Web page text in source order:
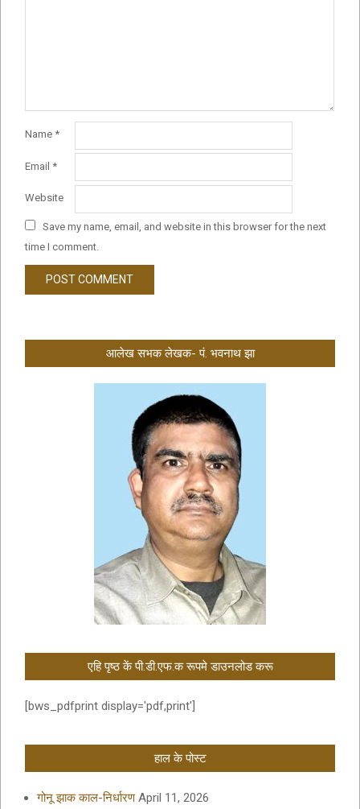
Name *
Email *
Website
Save my name, email, and website in this browser for the next
time I comment.
आलेख सभक लेखक- पं. भवनाथ झा
एहि पृष्ठ कें पी.डी.एफ.क रूपमे डाउनलोड करू
[bws_pdfprint display='pdf,print']
हाल के पोस्ट
गोनू झाक काल-निर्धारण April 11, 2026